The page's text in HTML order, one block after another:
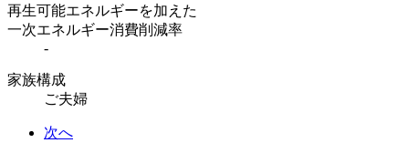
再生可能エネルギーを加えた
一次エネルギー消費削減率
-
家族構成
ご夫婦
次へ